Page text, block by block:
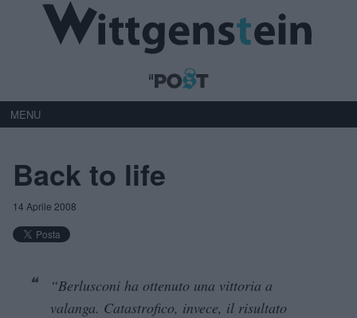
MENU
Back to life
14 Aprile 2008
“Berlusconi ha ottenuto una vittoria a
valanga. Catastrofico, invece, il risultato